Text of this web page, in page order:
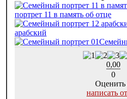
портрет 11 в память об отце
арабский
0,00
0
Оценить
написать